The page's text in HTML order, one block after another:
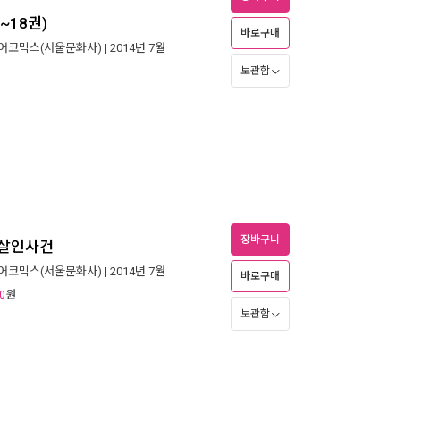
권)
코믹스(서울문화사) | 2014년 7월
바로구매
보관함
인사건
코믹스(서울문화사) | 2014년 7월
원
장바구니
바로구매
보관함